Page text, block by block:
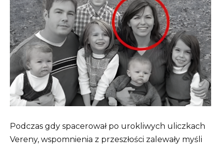
Podczas gdy spacerował po urokliwych uliczkach
Vereny, wspomnienia z przeszłości zalewały myśli